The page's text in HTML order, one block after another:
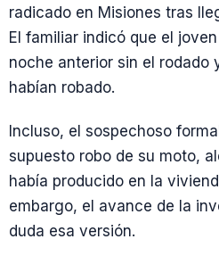
radicado en Misiones tras
El familiar indicó que el
noche anterior sin el rodado
habían robado.
Incluso, el sospechoso
supuesto robo de su moto,
había producido en la
embargo, el avance de la
duda esa versión.